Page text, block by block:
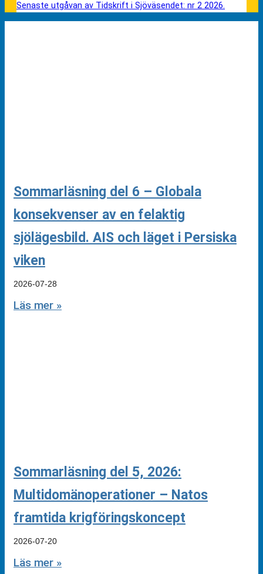
Senaste utgåvan av Tidskrift i Sjöväsendet: nr 2 2026.
Sommarläsning del 6 – Globala
konsekvenser av en felaktig
sjölägesbild. AIS och läget i Persiska
viken
2026-07-28
Läs mer »
Sommarläsning del 5, 2026:
Multidomänoperationer – Natos
framtida krigföringskoncept
2026-07-20
Läs mer »